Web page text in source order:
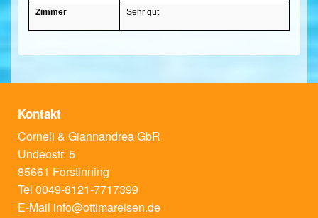
Zimmer Sehr gut
Kontakt
Corneli & Giannandrea GbR
Undeostr. 5
85661 Forstinning
Tel 0049-8121-7717399
E-Mail info@ottimareisen.de